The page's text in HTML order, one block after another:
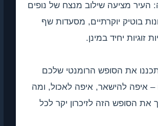
העיר מציעה שילוב מנצח של נופים
בוטיק יוקרתיים, מסעדות שף
זוגיות יחיד במינן.
את הסופש הרומנטי שלכם
– איפה להישאר, איפה לאכול, ומה
את הסופש הזה לזיכרון יקר לכל